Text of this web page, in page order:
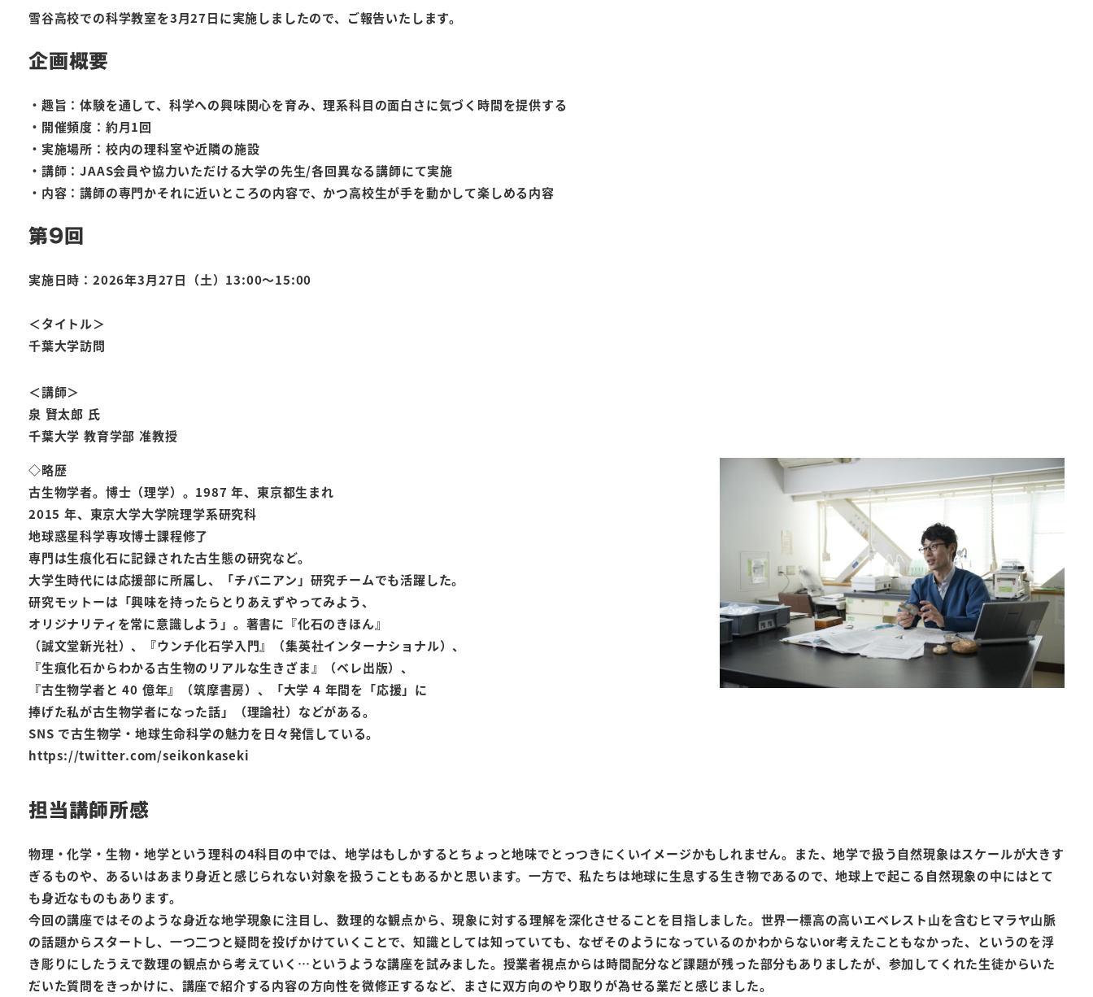
雪谷高校での科学教室を3月27日に実施しましたので、ご報告いたします。
企画概要
・趣旨：体験を通して、科学への興味関心を育み、理系科目の面白さに気づく時間を提供する
・開催頻度：約月1回
・実施場所：校内の理科室や近隣の施設
・講師：JAAS会員や協力いただける大学の先生/各回異なる講師にて実施
・内容：講師の専門かそれに近いところの内容で、かつ高校生が手を動かして楽しめる内容
第9回
実施日時：2026年3月27日（土）13:00～15:00
＜タイトル＞
千葉大学訪問
＜講師＞
泉 賢太郎 氏
千葉大学 教育学部 准教授
◇略歴
古生物学者。博士（理学）。1987 年、東京都生まれ
2015 年、東京大学大学院理学系研究科
地球惑星科学専攻博士課程修了
専門は生痕化石に記録された古生態の研究など。
大学生時代には応援部に所属し、「チバニアン」研究チームでも活躍した。
研究モットーは「興味を持ったらとりあえずやってみよう、
オリジナリティを常に意識しよう」。著書に『化石のきほん』
（誠文堂新光社）、『ウンチ化石学入門』（集英社インターナショナル）、
『生痕化石からわかる古生物のリアルな生きざま』（ベレ出版）、
『古生物学者と 40 億年』（筑摩書房）、「大学 4 年間を「応援」に
捧げた私が古生物学者になった話」（理論社）などがある。
SNS で古生物学・地球生命科学の魅力を日々発信している。
https://twitter.com/seikonkaseki
担当講師所感
物理・化学・生物・地学という理科の4科目の中では、地学はもしかするとちょっと地味でとっつきにくいイメージかもしれません。また、地学で扱う自然現象はスケールが大きす
ぎるものや、あるいはあまり身近と感じられない対象を扱うこともあるかと思います。一方で、私たちは地球に生息する生き物であるので、地球上で起こる自然現象の中にはとて
も身近なものもあります。
今回の講座ではそのような身近な地学現象に注目し、数理的な観点から、現象に対する理解を深化させることを目指しました。世界一標高の高いエベレスト山を含むヒマラヤ山脈
の話題からスタートし、一つ二つと疑問を投げかけていくことで、知識としては知っていても、なぜそのようになっているのかわからないor考えたこともなかった、というのを浮
き彫りにしたうえで数理の観点から考えていく…というような講座を試みました。授業者視点からは時間配分など課題が残った部分もありましたが、参加してくれた生徒からいた
だいた質問をきっかけに、講座で紹介する内容の方向性を微修正するなど、まさに双方向のやり取りが為せる業だと感じました。